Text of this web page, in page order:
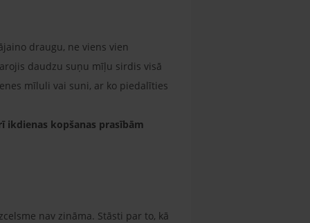
draugu, ne viens vien
daudzu suņu mīļu sirdis visā
mīluli vai suni, ar ko piedalīties
ikdienas kopšanas prasībām
nav zināma. Stāsti par to, kā